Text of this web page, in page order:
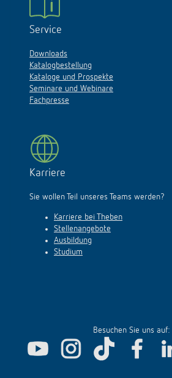
Service
Downloads
Katalogbestellung
Kataloge und Prospekte
Seminare und Webinare
Fachpresse
Karriere
Sie wollen Teil unseres Teams werden?
Karriere bei Theben
Stellenangebote
Ausbildung
Studium
Besuchen Sie uns auf: